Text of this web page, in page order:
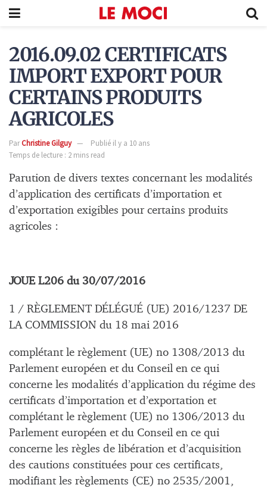
2016.09.02 CERTIFICATS
IMPORT EXPORT POUR
CERTAINS PRODUITS
AGRICOLES
ParChristine Gilguy
Publié il y a 10 ans
Temps de lecture : 2 mins read
Parution de divers textes concernant les modalités
d’application des certificats d’importation et
d’exportation exigibles pour certains produits
agricoles :
JOUE L206 du 30/07/2016
1 / RÈGLEMENT DÉLÉGUÉ (UE) 2016/1237 DE
LA COMMISSION du 18 mai 2016
complétant le règlement (UE) no 1308/2013 du
Parlement européen et du Conseil en ce qui
concerne les modalités d’application du régime des
certificats d’importation et d’exportation et
complétant le règlement (UE) no 1306/2013 du
Parlement européen et du Conseil en ce qui
concerne les règles de libération et d’acquisition
des cautions constituées pour ces certificats,
modifiant les règlements (CE) no 2535/2001,